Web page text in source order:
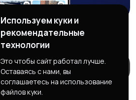
Используем куки и
рекомендательные
технологии
Это чтобы сайт работал лучше.
Оставаясь с нами, вы
соглашаетесь на использование
файлов куки.